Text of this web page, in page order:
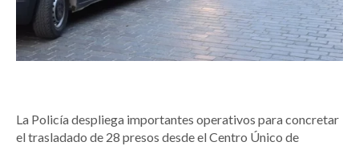
La Policía despliega importantes operativos para concretar
el trasladado de 28 presos desde el Centro Único de